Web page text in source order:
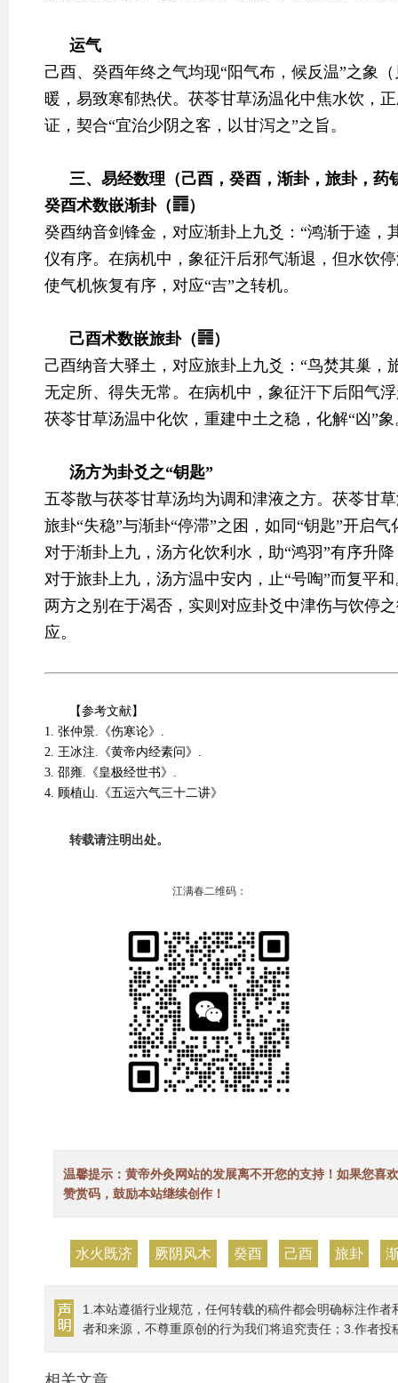
运气
己酉、癸酉年终之气均现“阳气布，候反温”之象
暖，易致寒郁热伏。茯苓甘草汤温化中焦水饮，
证，契合“宜治少阴之客，以甘泻之”之旨。
三、易经数理（己酉，癸酉，渐卦，旅卦，药
癸酉术数嵌渐卦（䷴）
癸酉纳音剑锋金，对应渐卦上九爻：“鸿渐于逵，
仪有序。在病机中，象征汗后邪气渐退，但水饮
使气机恢复有序，对应“吉”之转机。
己酉术数嵌旅卦（䷷）
己酉纳音大驿土，对应旅卦上九爻：“鸟焚其巢
无定所、得失无常。在病机中，象征汗下后阳气
茯苓甘草汤温中化饮，重建中土之稳，化解“凶”象
汤方为卦爻之“钥匙”
五苓散与茯苓甘草汤均为调和津液之方。茯苓甘
旅卦“失稳”与渐卦“停滞”之困，如同“钥匙”开启气
对于渐卦上九，汤方化饮利水，助“鸿羽”有序升降
对于旅卦上九，汤方温中安内，止“号啕”而复平和
两方之别在于渴否，实则对应卦爻中津伤与饮停
应。
【参考文献】
1. 张仲景.《伤寒论》.
2. 王冰注.《黄帝内经素问》.
3. 邵雍.《皇极经世书》.
4. 顾植山.《五运六气三十二讲》
转载请注明出处。
江满春二维码：
温馨提示：黄帝外灸网站的发展离不开您的支持！如果您喜
赞赏码，鼓励本站继续创作！
水火既济 厥阴风木 癸酉 己酉 旅卦
1.本站遵循行业规范，任何转载的稿件都会明确标注作
者和来源，不尊重原创的行为我们将追究责任；3.作者